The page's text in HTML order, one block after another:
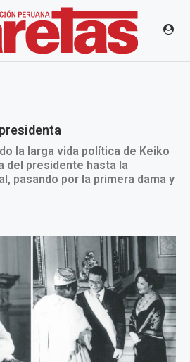
la larga vida política de Keiko
del presidente hasta la
pasando por la primera dama y